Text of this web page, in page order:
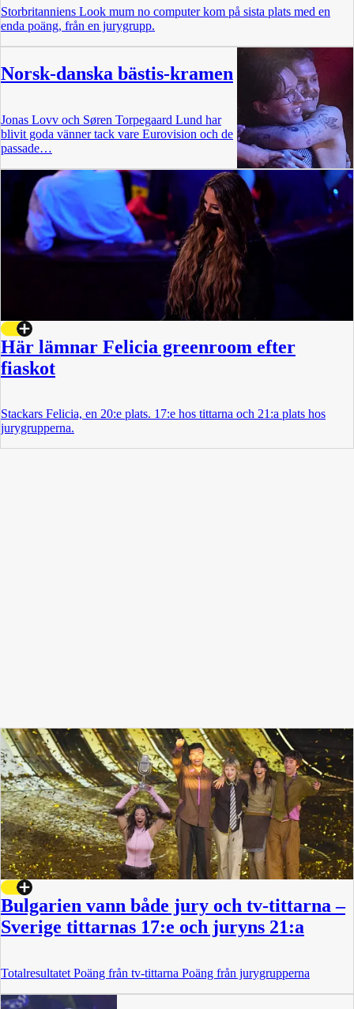
Storbritanniens Look mum no computer kom på sista plats med en
enda poäng, från en jurygrupp.
Norsk-danska bästis-kramen
Jonas Lovv och Søren Torpegaard Lund har
blivit goda vänner tack vare Eurovision och de
passade…
Här lämnar Felicia greenroom efter
fiaskot
Stackars Felicia, en 20:e plats. 17:e hos tittarna och 21:a plats hos
jurygrupperna.
Bulgarien vann både jury och tv-tittarna –
Sverige tittarnas 17:e och juryns 21:a
Totalresultatet Poäng från tv-tittarna Poäng från jurygrupperna